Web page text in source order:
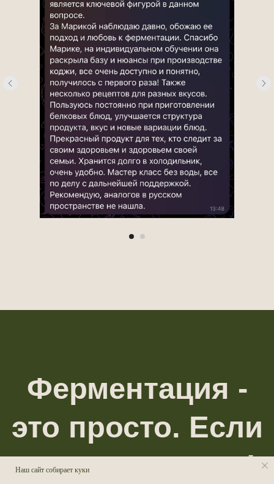
Наш сайт собирает куки